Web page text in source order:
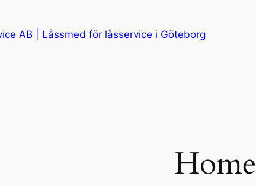
AB | Låssmed för låsservice i Göteborg
Home